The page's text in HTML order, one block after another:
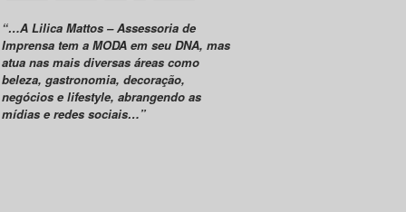
“…A Lilica Mattos – Assessoria de
Imprensa tem a MODA em seu DNA, mas
atua nas mais diversas áreas como
beleza, gastronomia, decoração,
negócios e lifestyle, abrangendo as
mídias e redes sociais…”